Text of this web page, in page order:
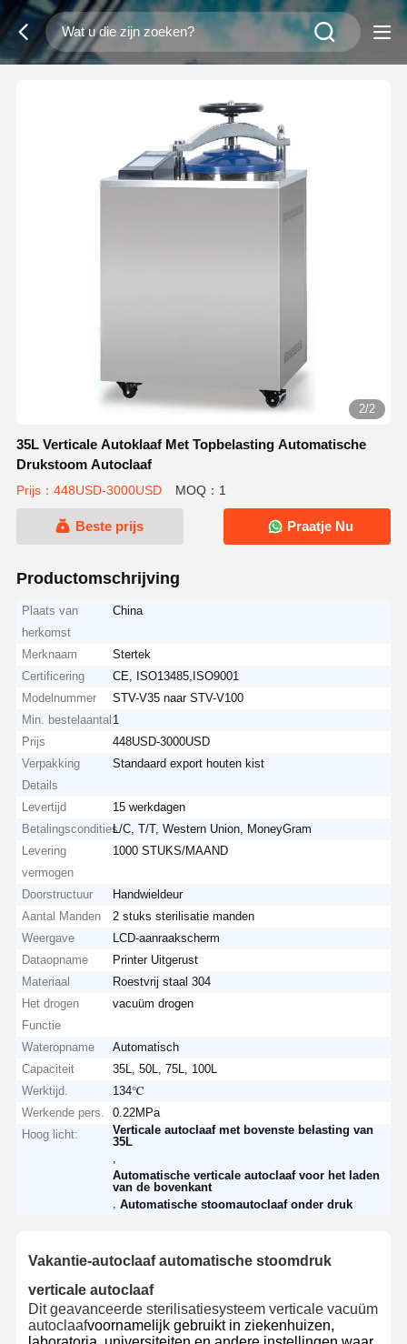
2/2
35L Verticale Autoklaaf Met Topbelasting Automatische
Drukstoom Autoclaaf
Prijs：448USD-3000USD MOQ：1
Beste prijs Praatje Nu
Productomschrijving
Plaats van
herkomst
China
Merknaam
Stertek
Certificering
CE, ISO13485,ISO9001
Modelnummer
STV-V35 naar STV-V100
Min. bestelaantal 1
Prijs
448USD-3000USD
Verpakking
Details
Standaard export houten kist
Levertijd
15 werkdagen
BetalingsconditiesL/C, T/T, Western Union, MoneyGram
Levering
vermogen
1000 STUKS/MAAND
Doorstructuur
Handwieldeur
Aantal Manden
2 stuks sterilisatie manden
Weergave
LCD-aanraakscherm
Dataopname
Printer Uitgerust
Materiaal
Roestvrij staal 304
Het drogen
Functie
vacuüm drogen
Wateropname
Automatisch
Capaciteit
35L, 50L, 75L, 100L
Werktijd.
134℃
Werkende pers.
0.22MPa
Hoog licht:
Verticale autoclaaf met bovenste belasting van
35L
Automatische verticale autoclaaf voor het laden
van de bovenkant
Automatische stoomautoclaaf onder druk
Vakantie-autoclaaf automatische stoomdruk
verticale autoclaaf
Dit geavanceerde sterilisatiesysteem verticale vacuüm
autoclaafvoornamelijk gebruikt in ziekenhuizen,